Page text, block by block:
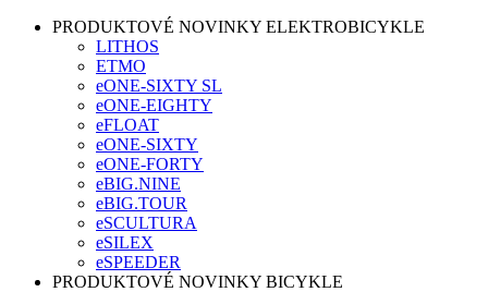
PRODUKTOVÉ NOVINKY ELEKTROBICYKLE
LITHOS
ETMO
eONE-SIXTY SL
eONE-EIGHTY
eFLOAT
eONE-SIXTY
eONE-FORTY
eBIG.NINE
eBIG.TOUR
eSCULTURA
eSILEX
eSPEEDER
PRODUKTOVÉ NOVINKY BICYKLE